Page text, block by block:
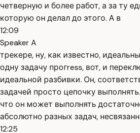
четверную и более работ, а за ту
которую он делал до этого. А в
12:09
Speaker A
трекере, ну, как известно,
одну задачу прогress, вот, и
идеальной разбивки. Он,
задачей просто цепочку
что он может выполнять
абсолютно разных задач,
12:25